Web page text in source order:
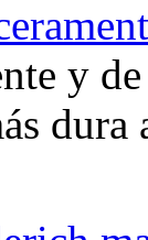
y
dura